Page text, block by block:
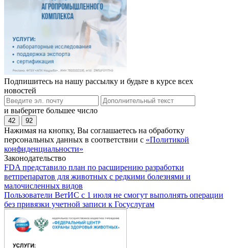
Подпишитесь на нашу рассылку и будьте в курсе всех
новостей
и выберите большее число
42 92
Нажимая на кнопку, Вы соглашаетесь на обработку
персональных данных в соответствии с «Политикой
конфиденциальности»
Законодательство
FDA представило план по расширению разработки
ветпрепаратов для животных с редкими болезнями и
малочисленных видов
Пользователи ВетИС с 1 июля не смогут выполнять операции
без привязки учетной записи к Госуслугам